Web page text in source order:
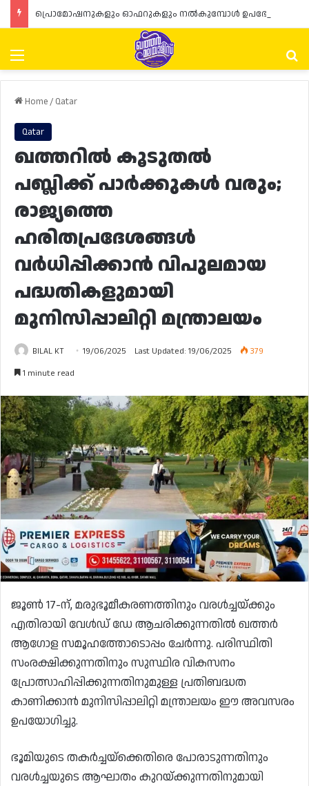
Menu
Home/ Qatar
Qatar
ഖത്തറിൽ കൂടുതൽ
പബ്ലിക്ക് പാർക്കുകൾ വരും;
രാജ്യത്തെ
ഹരിതപ്രദേശങ്ങൾ
വർധിപ്പിക്കാൻ വിപുലമായ
പദ്ധതികളുമായി
മുനിസിപ്പാലിറ്റി മന്ത്രാലയം
BILAL KT 19/06/2025 Last Updated: 19/06/2025
379
1 minute read
ജൂൺ 17-ന്, മരുഭൂമീകരണത്തിനും വരൾച്ചയ്ക്കും
എതിരായി വേൾഡ് ഡേ ആചരിക്കുന്നതിൽ ഖത്തർ
ആഗോള സമൂഹത്തോടൊപ്പം ചേർന്നു. പരിസ്ഥിതി
സംരക്ഷിക്കുന്നതിനും സുസ്ഥിര വികസനം
പ്രോത്സാഹിപ്പിക്കുന്നതിനുമുള്ള പ്രതിബദ്ധത
കാണിക്കാൻ മുനിസിപ്പാലിറ്റി മന്ത്രാലയം ഈ അവസരം
ഉപയോഗിച്ചു.
ഭൂമിയുടെ തകർച്ചയ്‌ക്കെതിരെ പോരാടുന്നതിനും
വരൾച്ചയുടെ ആഘാതം കുറയ്ക്കുന്നതിനുമായി